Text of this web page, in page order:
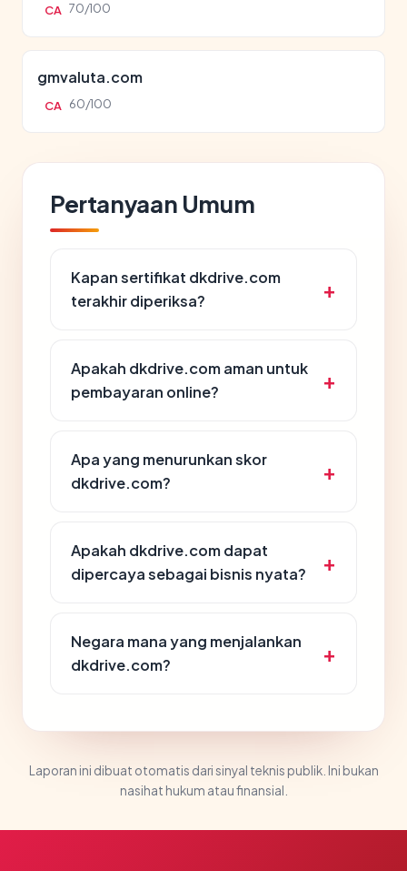
CA 70/100
gmvaluta.com
CA 60/100
Pertanyaan Umum
Kapan sertifikat dkdrive.com
terakhir diperiksa?
Apakah dkdrive.com aman untuk
pembayaran online?
Apa yang menurunkan skor
dkdrive.com?
Apakah dkdrive.com dapat
dipercaya sebagai bisnis nyata?
Negara mana yang menjalankan
dkdrive.com?
Laporan ini dibuat otomatis dari sinyal teknis publik. Ini bukan
nasihat hukum atau finansial.